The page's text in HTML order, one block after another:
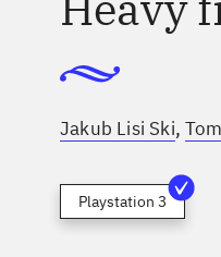
Jakub Lisi Ski,
Playstation 3